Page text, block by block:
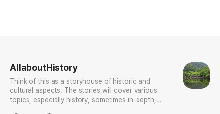
AllaboutHistory
Think of this as a storyhouse of historic and
cultural aspects. The stories will cover various
topics, especially history, sometimes in-depth,